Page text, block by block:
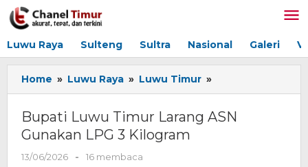
Lewati
ke
Luwu Raya Sulteng Sultra Nasional Galeri
Home » Luwu Raya » Luwu Timur »
Luwu
Larang
Bupati Luwu Timur Larang ASN
Gunakan LPG 3 Kilogram
13/06/2026
oleh
-
16 membaca